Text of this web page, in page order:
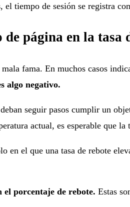
tiempo de sesión se registra
página en la tasa
fama. En muchos casos
algo negativo.
seguir pasos cumplir un
actual, es esperable que la
en el que una tasa de rebote
porcentaje de rebote. Estas